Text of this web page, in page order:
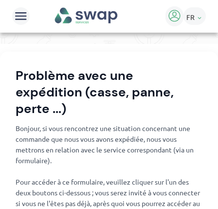
FR keyboard_arrow_down
Problème avec une
expédition (casse, panne,
perte ...)
Bonjour, si vous rencontrez une situation concernant une
commande que nous vous avons expédiée, nous vous
mettrons en relation avec le service correspondant (via un
formulaire).
Pour accéder à ce formulaire, veuillez cliquer sur l'un des
deux boutons ci-dessous ; vous serez invité à vous connecter
si vous ne l'êtes pas déjà, après quoi vous pourrez accéder au